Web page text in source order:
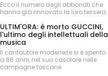
Ecco il numero degli abbonati che
hanno già rinnovato la loro tessera
ULTIM'ORA: è morto GUCCINI,
l'ultimo degli intellettuali della
musica
Il cantautore modenese si è spento
a 86 anni, nel suo casolare nelle
campagne toscane